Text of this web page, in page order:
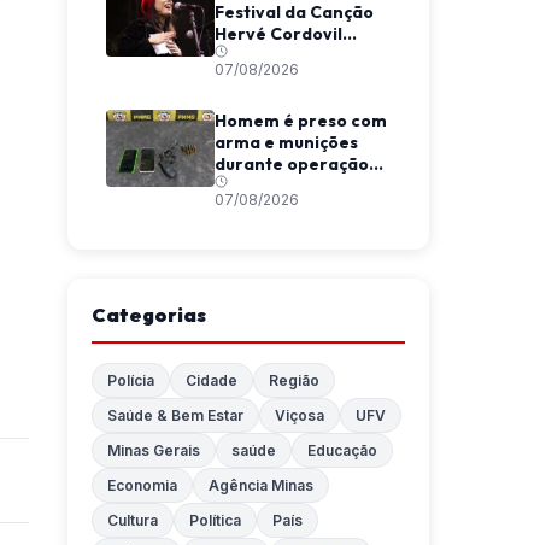
Festival da Canção
Hervé Cordovil
neste fim de semana
07/08/2026
Homem é preso com
arma e munições
durante operação
da Polícia Militar em
Araponga
07/08/2026
Categorias
Polícia Cidade
Região
Saúde & Bem Estar
Viçosa
UFV
Minas Gerais
saúde
Educação
Economia
Agência Minas
Cultura
Política
País